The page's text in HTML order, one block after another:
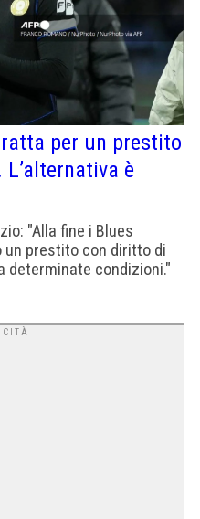
per un prestito
è
"Alla fine i Blues
prestito con diritto di
determinate condizioni."
in prestito oneroso
anche per lui